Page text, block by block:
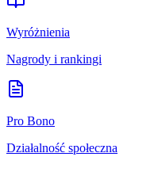
Wyróżnienia
Nagrody i rankingi
Pro Bono
Działalność społeczna